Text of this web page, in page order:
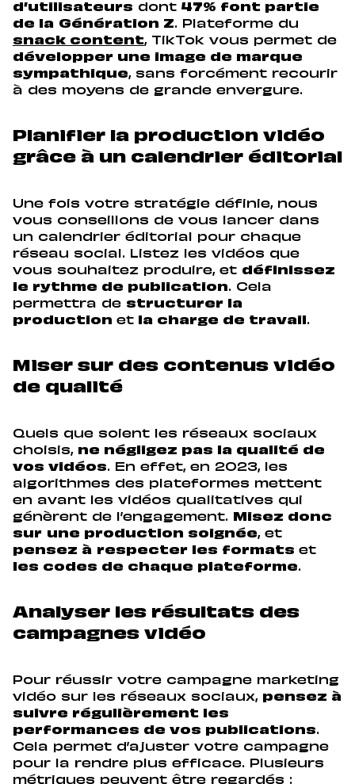
d’utilisateurs dont 47% font partie
de la Génération Z. Plateforme du
snack content, TikTok vous permet de
développer une image de marque
sympathique, sans forcément recourir
à des moyens de grande envergure.
Planifier la production vidéo
grâce à un calendrier éditorial
Une fois votre stratégie définie, nous
vous conseillons de vous lancer dans
un calendrier éditorial pour chaque
réseau social. Listez les vidéos que
vous souhaitez produire, et définissez
le rythme de publication. Cela
permettra de structurer la
production et la charge de travail .
Miser sur des contenus vidéo
de qualité
Quels que soient les réseaux sociaux
choisis, ne négligez pas la qualité de
vos vidéos. En effet, en 2023, les
algorithmes des plateformes mettent
en avant les vidéos qualitatives qui
génèrent de l’engagement.
Misez donc
sur une production soignée, et
pensez à respecter les formats et
les codes de chaque plateforme.
Analyser les résultats des
campagnes vidéo
Pour réussir votre campagne marketing
vidéo sur les réseaux sociaux, pensez à
suivre régulièrement les
performances de vos publications.
Cela permet d’ajuster votre campagne
pour la rendre plus efficace. Plusieurs
métriques peuvent être regardés :